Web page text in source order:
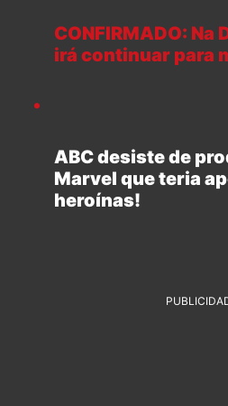
CONFIRMADO: Na
irá continuar para
ABC desiste de
Marvel que teria
heroínas!